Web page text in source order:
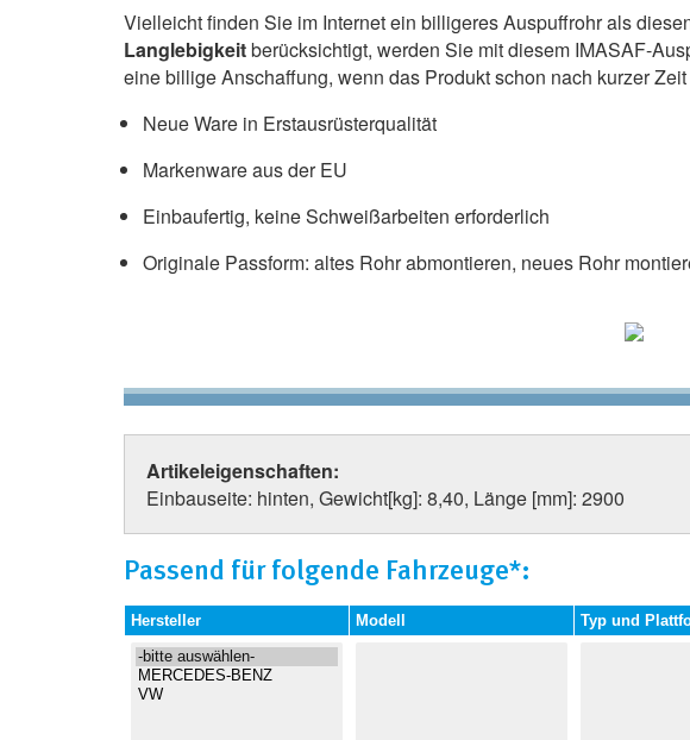
Vielleicht finden Sie im Internet ein billigeres Auspuffrohr als
Langlebigkeitberücksichtigt, werden Sie mit diesem IMASAF-
eine billige Anschaffung, wenn das Produkt schon nach kurzer
Neue Ware in Erstausrüsterqualität
Markenware aus der EU
Einbaufertig, keine Schweißarbeiten erforderlich
Originale Passform: altes Rohr abmontieren, neues Rohr
Artikeleigenschaften:
Einbauseite: hinten, Gewicht[kg]: 8,40, Länge [mm]: 2900
Passend für folgende Fahrzeuge*:
Hersteller Modell Typ und